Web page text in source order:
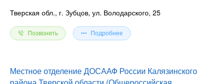
Тверская обл., г. Зубцов, ул. Володарского, 25
Позвонить Подробнее
Местное отделение ДОСААФ России Калязинского